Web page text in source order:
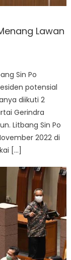
Lawan
Sin Po
potensial
diikuti 2
Gerindra
Litbang Sin Po
2022 di
[…]